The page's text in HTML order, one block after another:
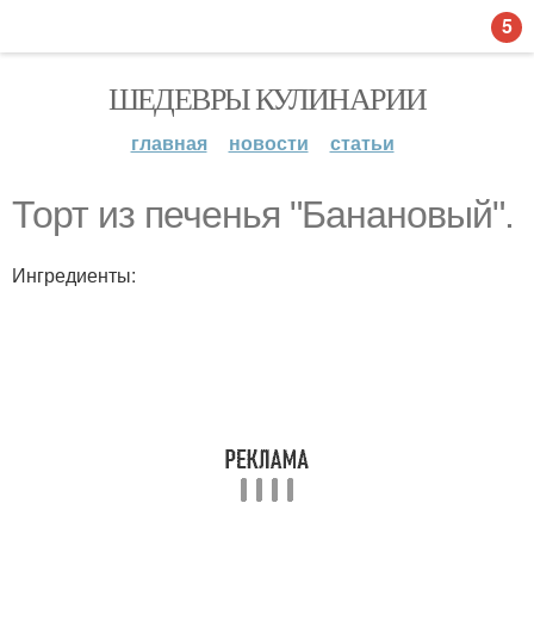
ШЕДЕВРЫ КУЛИНАРИИ
главная новости статьи
Торт из печенья "Банановый".
Ингредиенты:
5